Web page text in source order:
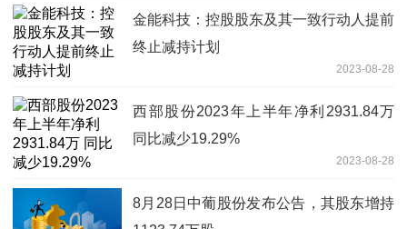
金能科技：控股股东及其一致行动人提前
终止减持计划
2023-08-28
西部股份2023年上半年净利2931.84万
同比减少19.29%
2023-08-28
8月28日中葡股份发布公告，其股东增持